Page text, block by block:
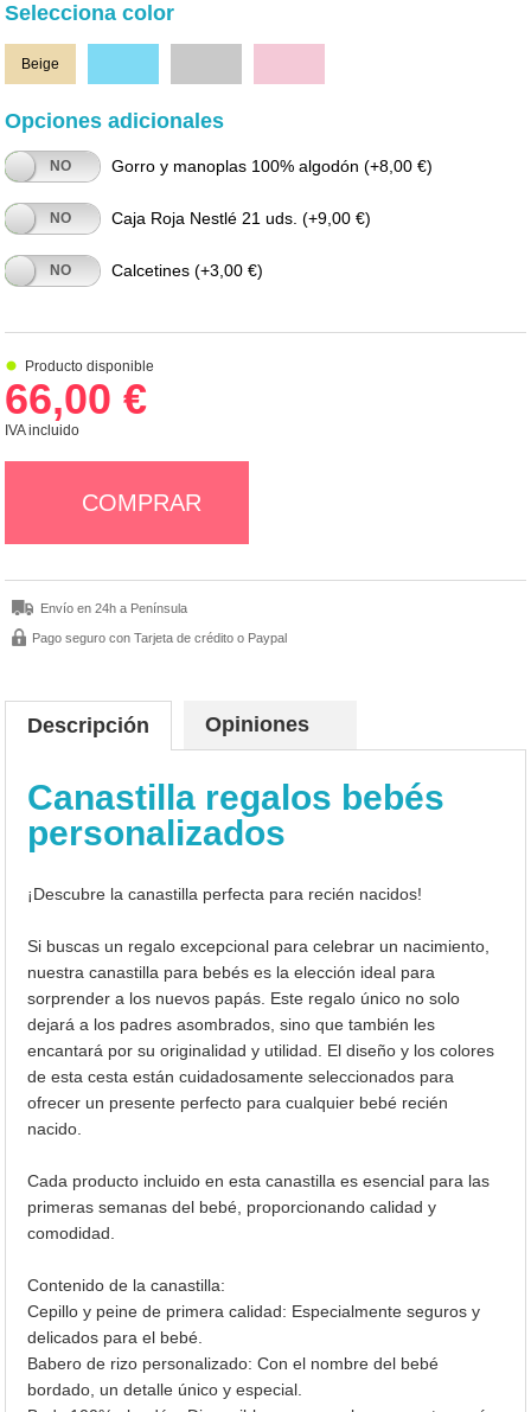
Selecciona color
Beige
Opciones adicionales
NO Gorro y manoplas 100% algodón (+8,00 €)
NO Caja Roja Nestlé 21 uds. (+9,00 €)
NO Calcetines (+3,00 €)
Producto disponible
66,00 €
IVA incluido
COMPRAR
Envío en 24h a Península
Pago seguro con Tarjeta de crédito o Paypal
Descripción Opiniones
Canastilla regalos bebés
personalizados
¡Descubre la canastilla perfecta para recién nacidos!
Si buscas un regalo excepcional para celebrar un nacimiento,
nuestra canastilla para bebés es la elección ideal para
sorprender a los nuevos papás. Este regalo único no solo
dejará a los padres asombrados, sino que también les
encantará por su originalidad y utilidad. El diseño y los colores
de esta cesta están cuidadosamente seleccionados para
ofrecer un presente perfecto para cualquier bebé recién
nacido.
Cada producto incluido en esta canastilla es esencial para las
primeras semanas del bebé, proporcionando calidad y
comodidad.
Contenido de la canastilla:
Cepillo y peine de primera calidad: Especialmente seguros y
delicados para el bebé.
Babero de rizo personalizado: Con el nombre del bebé
bordado, un detalle único y especial.